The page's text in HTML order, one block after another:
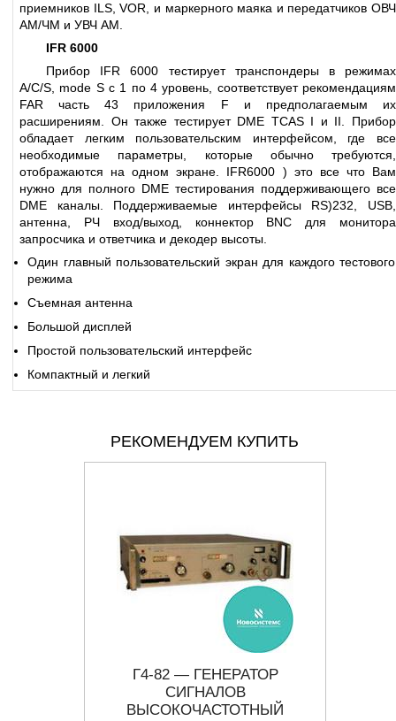
приемников ILS, VOR, и маркерного маяка и передатчиков ОВЧ
AM/ЧМ и УВЧ AM.
IFR 6000
Прибор IFR 6000 тестирует транспондеры в режимах
A/C/S, mode S с 1 по 4 уровень, соответствует рекомендациям
FAR часть 43 приложения F и предполагаемым их
расширениям. Он также тестирует DME TCAS I и II. Прибор
обладает легким пользовательским интерфейсом, где все
необходимые параметры, которые обычно требуются,
отображаются на одном экране. IFR6000 ) это все что Вам
нужно для полного DME тестирования поддерживающего все
DME каналы. Поддерживаемые интерфейсы RS)232, USB,
антенна, РЧ вход/выход, коннектор BNC для монитора
запросчика и ответчика и декодер высоты.
Один главный пользовательский экран для каждого тестового
режима
Съемная антенна
Большой дисплей
Простой пользовательский интерфейс
Компактный и легкий
РЕКОМЕНДУЕМ КУПИТЬ
Г4-82 — ГЕНЕРАТОР
СИГНАЛОВ
ВЫСОКОЧАСТОТНЫЙ